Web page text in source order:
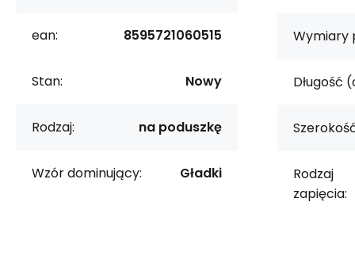
ean: 8595721060515
Stan: Nowy
Rodzaj: na poduszkę
Wzór dominujący: Gładki
Wymiary
Długość
Rodzaj
zapięcia: